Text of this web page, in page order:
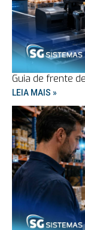
Guia de frente
LEIA MAIS »